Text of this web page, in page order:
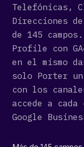
Telefónicas,
Direcciones
de 145
Profile con
en el mismo
solo Porter
con los
accede a cada
Google